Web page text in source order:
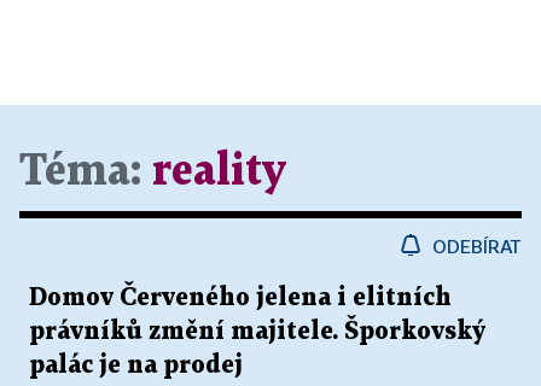
Téma: reality
ODEBÍRAT
Domov Červeného jelena i elitních
právníků změní majitele. Šporkovský
palác je na prodej